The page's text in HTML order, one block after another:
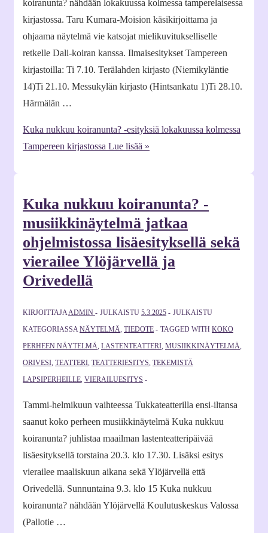
koiranunta? nähdään lokakuussa kolmessa tamperelaisessa
kirjastossa. Taru Kumara-Moision käsikirjoittama ja
ohjaama näytelmä vie katsojat mielikuvitukselliselle
retkelle Dali-koiran kanssa. Ilmaisesitykset Tampereen
kirjastoilla: Ti 7.10. Terälahden kirjasto (Niemikyläntie
14)Ti 21.10. Messukylän kirjasto (Hintsankatu 1)Ti 28.10.
Härmälän …
Kuka nukkuu koiranunta? -esityksiä lokakuussa kolmessa
Tampereen kirjastossa Lue lisää »
Kuka nukkuu koiranunta? -
musiikkinäytelmä jatkaa
ohjelmistossa lisäesityksellä sekä
vierailee Ylöjärvellä ja
Orivedellä
KIRJOITTAJAADMIN JULKAISTU 5.3.2025
JULKAISTU
KATEGORIASSANÄYTELMÄ, TIEDOTE TAGGED WITH KOKO
PERHEEN NÄYTELMÄ, LASTENTEATTERI, MUSIIKKINÄYTELMÄ,
ORIVESI, TEATTERI, TEATTERIESITYS, TEKEMISTÄ
LAPSIPERHEILLE, VIERAILUESITYS
Tammi-helmikuun vaihteessa Tukkateatterilla ensi-iltansa
saanut koko perheen musiikkinäytelmä Kuka nukkuu
koiranunta? juhlistaa maailman lastenteatteripäivää
lisäesityksellä torstaina 20.3. klo 17.30. Lisäksi esitys
vierailee maaliskuun aikana sekä Ylöjärvellä että
Orivedellä. Sunnuntaina 9.3. klo 15 Kuka nukkuu
koiranunta? nähdään Ylöjärvellä Koulutuskeskus Valossa
(Pallotie …